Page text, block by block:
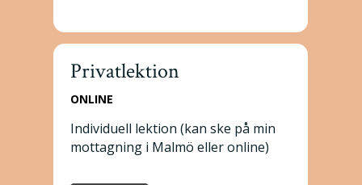
Privatlektion
ONLINE
Individuell lektion (kan ske på min
mottagning i Malmö eller online)